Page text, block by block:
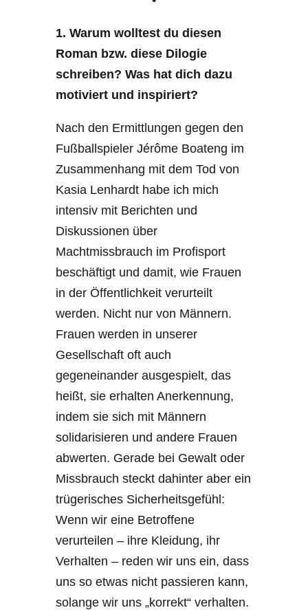
1. Warum wolltest du diesen
Roman bzw. diese Dilogie
schreiben? Was hat dich dazu
motiviert und inspiriert?
Nach den Ermittlungen gegen den
Fußballspieler Jérôme Boateng im
Zusammenhang mit dem Tod von
Kasia Lenhardt habe ich mich
intensiv mit Berichten und
Diskussionen über
Machtmissbrauch im Profisport
beschäftigt und damit, wie Frauen
in der Öffentlichkeit verurteilt
werden. Nicht nur von Männern.
Frauen werden in unserer
Gesellschaft oft auch
gegeneinander ausgespielt, das
heißt, sie erhalten Anerkennung,
indem sie sich mit Männern
solidarisieren und andere Frauen
abwerten. Gerade bei Gewalt oder
Missbrauch steckt dahinter aber ein
trügerisches Sicherheitsgefühl:
Wenn wir eine Betroffene
verurteilen – ihre Kleidung, ihr
Verhalten – reden wir uns ein, dass
uns so etwas nicht passieren kann,
solange wir uns „korrekt“ verhalten.